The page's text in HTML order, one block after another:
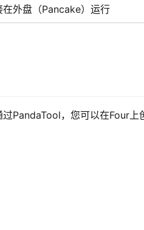
外盘（Pancake）运行
PandaTool，您可以在Four上